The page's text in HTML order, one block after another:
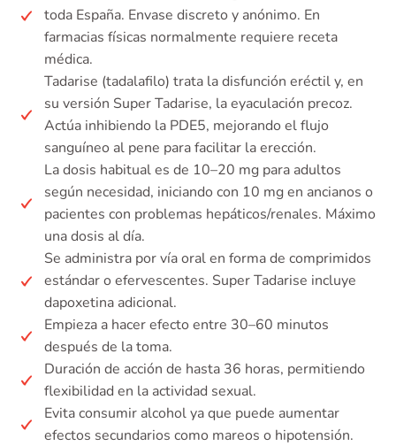
toda España. Envase discreto y anónimo. En
farmacias físicas normalmente requiere receta
médica.
Tadarise (tadalafilo) trata la disfunción eréctil y, en
su versión Super Tadarise, la eyaculación precoz.
Actúa inhibiendo la PDE5, mejorando el flujo
sanguíneo al pene para facilitar la erección.
La dosis habitual es de 10–20 mg para adultos
según necesidad, iniciando con 10 mg en ancianos o
pacientes con problemas hepáticos/renales. Máximo
una dosis al día.
Se administra por vía oral en forma de comprimidos
estándar o efervescentes. Super Tadarise incluye
dapoxetina adicional.
Empieza a hacer efecto entre 30–60 minutos
después de la toma.
Duración de acción de hasta 36 horas, permitiendo
flexibilidad en la actividad sexual.
Evita consumir alcohol ya que puede aumentar
efectos secundarios como mareos o hipotensión.